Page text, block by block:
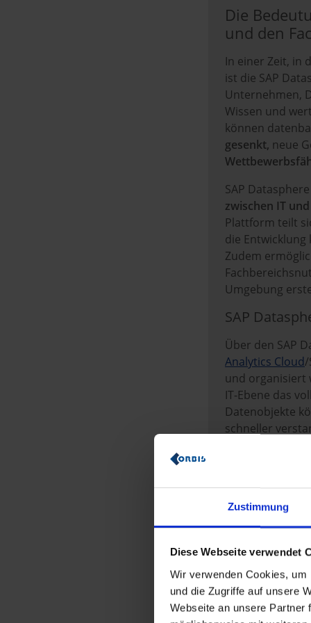
Zustimmung
Diese Webseite verwendet
Wir verwenden Cookies,
und die Zugriffe auf unsere
Webseite an unsere Partner
Die
und den
In einer Zeit, in
ist die SAP
Unternehmen,
Wissen und
können
gesenkt, neue
SAP
zwischen IT
Plattform teilt
die Entwicklung
Zudem
Umgebung
SAP
Über den SAP
Analytics Cloud/
und organisiert
IT-Ebene das
Datenobjekte
schneller